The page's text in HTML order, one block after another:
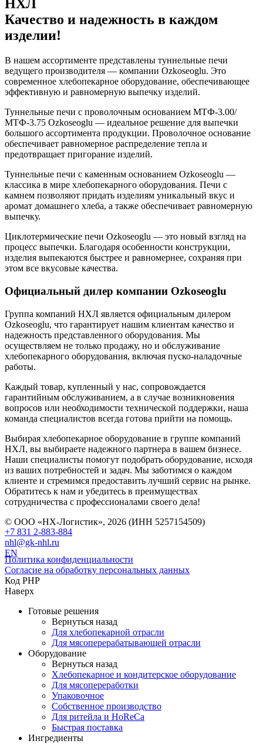
НХЛ
Качество и надежность в каждом
изделии!
В нашем ассортименте представлены туннельные печи
ведущего производителя — компании Ozkoseoglu. Это
современное хлебопекарное оборудование, обеспечивающее
эффективную и равномерную выпечку изделий.
Туннельные печи с проволочным основанием МТФ-3.00/
МТФ-3.75 Ozkoseoglu — идеальное решение для выпечки
большого ассортимента продукции. Проволочное основание
обеспечивает равномерное распределение тепла и
предотвращает пригорание изделий.
Туннельные печи с каменным основанием Ozkoseoglu —
классика в мире хлебопекарного оборудования. Печи с
камнем позволяют придать изделиям уникальный вкус и
аромат домашнего хлеба, а также обеспечивает равномерную
выпечку.
Циклотермические печи Ozkoseoglu — это новый взгляд на
процесс выпечки. Благодаря особенности конструкции,
изделия выпекаются быстрее и равномернее, сохраняя при
этом все вкусовые качества.
Официальный дилер компании Ozkoseoglu
Группа компаний НХЛ является официальным дилером
Ozkoseoglu, что гарантирует нашим клиентам качество и
надежность представленного оборудования. Мы
осуществляем не только продажу, но и обслуживание
хлебопекарного оборудования, включая пуско-наладочные
работы.
Каждый товар, купленный у нас, сопровождается
гарантийным обслуживанием, а в случае возникновения
вопросов или необходимости технической поддержки, наша
команда специалистов всегда готова прийти на помощь.
Выбирая хлебопекарное оборудование в группе компаний
НХЛ, вы выбираете надежного партнера в вашем бизнесе.
Наши специалисты помогут подобрать оборудование, исходя
из ваших потребностей и задач. Мы заботимся о каждом
клиенте и стремимся предоставить лучший сервис на рынке.
Обратитесь к нам и убедитесь в преимуществах
сотрудничества с профессионалами своего дела!
© ООО «НХ-Логистик», 2026 (ИНН 5257154509)
+7 831 2-883-884
nhl@gk-nhl.ru
EN
Политика конфиденциальности
Согласие на обработку персональных данных
Код PHP
Наверх
Готовые решения
Вернуться назад
Для хлебопекарной отрасли
Для мясоперерабатывающей отрасли
Оборудование
Вернуться назад
Хлебопекарное и кондитерское оборудование
Для мясопереработки
Упаковочное
Собственное производство
Для ритейла и HoReCa
Быстрая поставка
Ингредиенты